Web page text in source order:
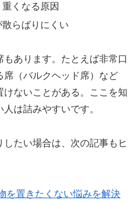
くなる原因
らばりにくい
あります。たとえば非常口
（バルクヘッド席）など
ないことがある。ここを知
は詰みやすいです。
たい場合は、次の記事もヒ
を置きたくない悩みを解決